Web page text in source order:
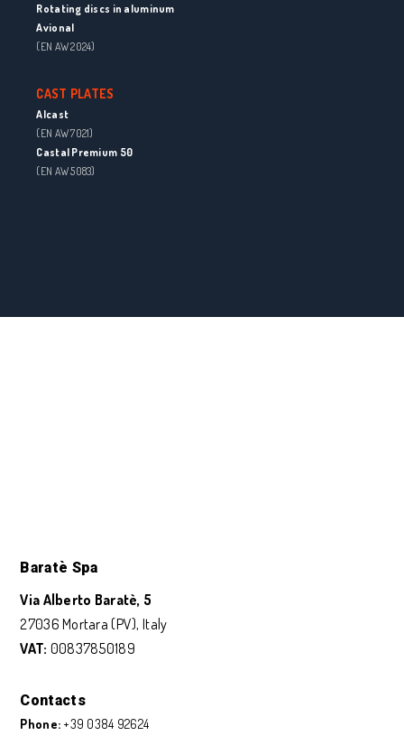
Rotating discs in aluminum
Avional
(EN AW 2024)
CAST PLATES
Alcast
(EN AW 7021)
Castal Premium 50
(EN AW 5083)
Baratè Spa
Via Alberto Baratè, 5
27036 Mortara (PV), Italy
VAT: 00837850189
Contacts
Phone: +39 0384 92624